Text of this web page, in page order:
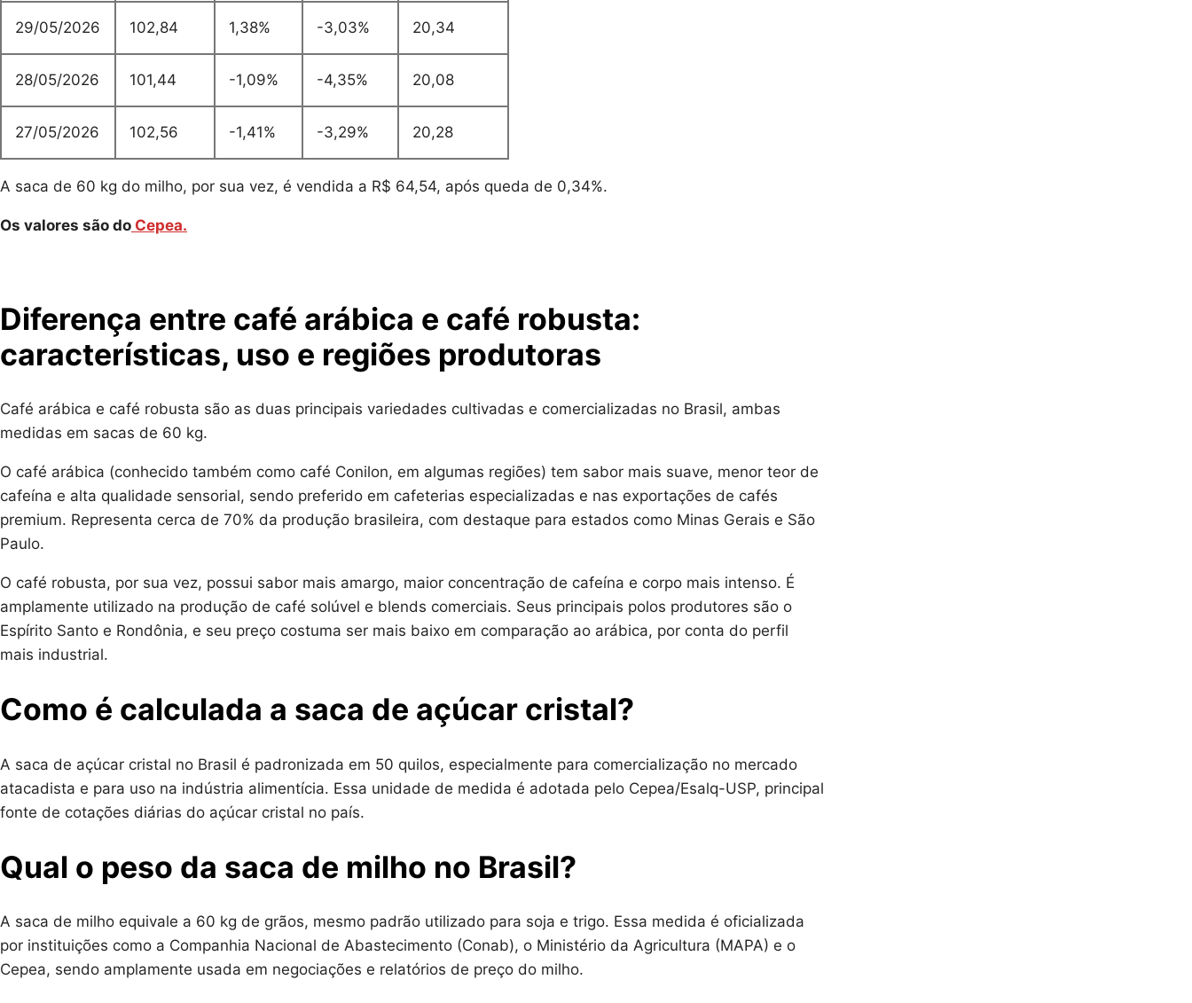
29/05/2026 102,84 1,38% -3,03% 20,34
28/05/2026 101,44 -1,09% -4,35% 20,08
27/05/2026 102,56 -1,41% -3,29% 20,28
A saca de 60 kg do milho, por sua vez, é vendida a R$ 64,54, após queda de 0,34%.
Os valores são do Cepea.
Diferença entre café arábica e café robusta:
características, uso e regiões produtoras
Café arábica e café robusta são as duas principais variedades cultivadas e comercializadas no Brasil, ambas
medidas em sacas de 60 kg.
O café arábica (conhecido também como café Conilon, em algumas regiões) tem sabor mais suave, menor teor de
cafeína e alta qualidade sensorial, sendo preferido em cafeterias especializadas e nas exportações de cafés
premium. Representa cerca de 70% da produção brasileira, com destaque para estados como Minas Gerais e São
Paulo.
O café robusta, por sua vez, possui sabor mais amargo, maior concentração de cafeína e corpo mais intenso. É
amplamente utilizado na produção de café solúvel e blends comerciais. Seus principais polos produtores são o
Espírito Santo e Rondônia, e seu preço costuma ser mais baixo em comparação ao arábica, por conta do perfil
mais industrial.
Como é calculada a saca de açúcar cristal?
A saca de açúcar cristal no Brasil é padronizada em 50 quilos, especialmente para comercialização no mercado
atacadista e para uso na indústria alimentícia. Essa unidade de medida é adotada pelo Cepea/Esalq-USP, principal
fonte de cotações diárias do açúcar cristal no país.
Qual o peso da saca de milho no Brasil?
A saca de milho equivale a 60 kg de grãos, mesmo padrão utilizado para soja e trigo. Essa medida é oficializada
por instituições como a Companhia Nacional de Abastecimento (Conab), o Ministério da Agricultura (MAPA) e o
Cepea, sendo amplamente usada em negociações e relatórios de preço do milho.